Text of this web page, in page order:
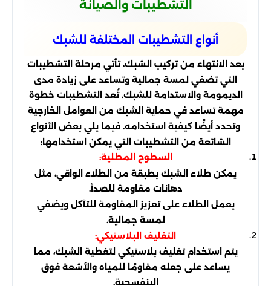
التشطيبات والصيانة
أنواع التشطيبات المختلفة للشبك
بعد الانتهاء من تركيب الشبك، تأتي مرحلة التشطيبات
التي تضفي لمسة جمالية وتساعد على زيادة مدى
الديمومة والاستدامة للشبك. تُعد التشطيبات خطوة
مهمة تساعد في حماية الشبك من العوامل الخارجية
وتحدد أيضًا كيفية استخدامه. فيما يلي بعض الأنواع
الشائعة من التشطيبات التي يمكن استخدامها:
السطوح المطلية:
يمكن طلاء الشبك بطبقة من الطلاء الواقي، مثل
دهانات مقاومة للصدأ.
يعمل الطلاء على تعزيز المقاومة للتآكل ويضفي
لمسة جمالية.
التغليف البلاستيكي:
يتم استخدام تغليف بلاستيكي لتغطية الشبك، مما
يساعد على جعله مقاومًا للمياه والأشعة فوق
البنفسجية.